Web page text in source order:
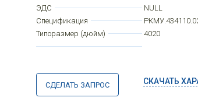
ЭДС
NULL
Спецификация
Типоразмер (дюйм)
4020
СДЕЛАТЬ ЗАПРОС СКАЧАТЬ